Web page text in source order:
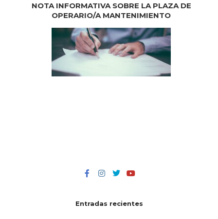
NOTA INFORMATIVA SOBRE LA PLAZA DE
OPERARIO/A MANTENIMIENTO
Entradas recientes